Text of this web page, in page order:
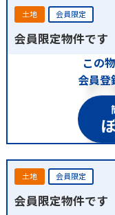
土地 会員限定
会員限定物件です
この
会員登
土地 会員限定
会員限定物件です